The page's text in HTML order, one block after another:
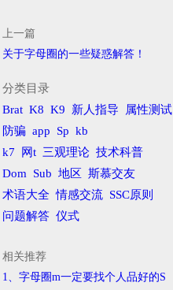
上一篇
关于字母圈的一些疑惑解答！
分类目录
Brat K8 K9 新人指导
属性测试
防骗 app Sp kb
k7
网t 三观理论 技术科普
Dom
Sub 地区
斯慕交友
术语大全 情感交流 SSC原则
问题解答 仪式
相关推荐
1、字母圈m一定要找个人品好的S